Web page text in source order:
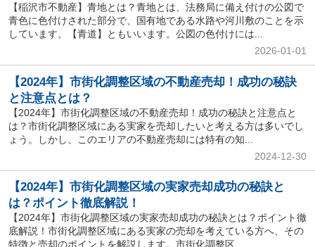
【稲沢市不動産】青地とは？青地とは、法務局に備え付けの公図で
青色に色付けされた部分で、国有地である水路や河川敷のことを示
しています。【青道】ともいいます。公図の色付けには...
2026-01-01
【2024年】市街化調整区域の不動産売却！成功の秘訣
と注意点とは？
【2024年】市街化調整区域の不動産売却！成功の秘訣と注意点と
は？市街化調整区域にある実家を売却したいと考える方は多いでし
ょう。しかし、このエリアの不動産売却には特有の知...
2024-12-30
【2024年】市街化調整区域の実家売却成功の秘訣と
は？ポイント徹底解説！
【2024年】市街化調整区域の実家売却成功の秘訣とは？ポイント徹
底解説！市街化調整区域にある実家の売却を考えている方へ、その
特徴と売却のポイントを解説します。市街化調整区...